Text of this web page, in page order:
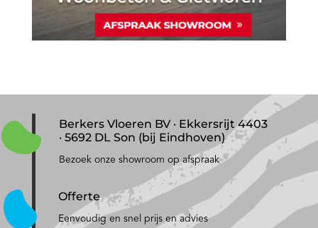
Berkers Vloeren BV · Ekkersrijt 4403
· 5692 DL Son (bij Eindhoven)
Bezoek onze showroom op afspraak
Offerte
Eenvoudig en snel prijs en advies